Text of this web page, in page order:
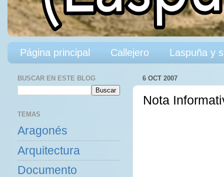
Página principal Callejero Laspuña y
6 OCT 2007
Nota
BUSCAR EN ESTE BLOG
TEMAS
Aragonés
Arquitectura
Documento